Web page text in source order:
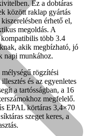
Ez a dobtáras
között raklap gyártás
érhető el,
megoldás. A
több 3.4
akik megbízható, jó
napi munkához.
rögzítési
és az egyenletes
a tartósságban, a 16
megfelelő.
EPAL körtáras 3,4×70
szeget keres, a